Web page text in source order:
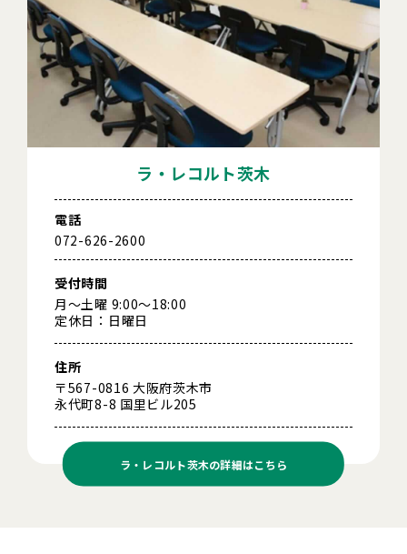
ラ・レコルト茨木
電話
072-626-2600
受付時間
月～土曜 9:00～18:00
定休日：日曜日
住所
〒567-0816 大阪府茨木市
永代町8-8 国里ビル205
ラ・レコルト茨木の詳細はこちら